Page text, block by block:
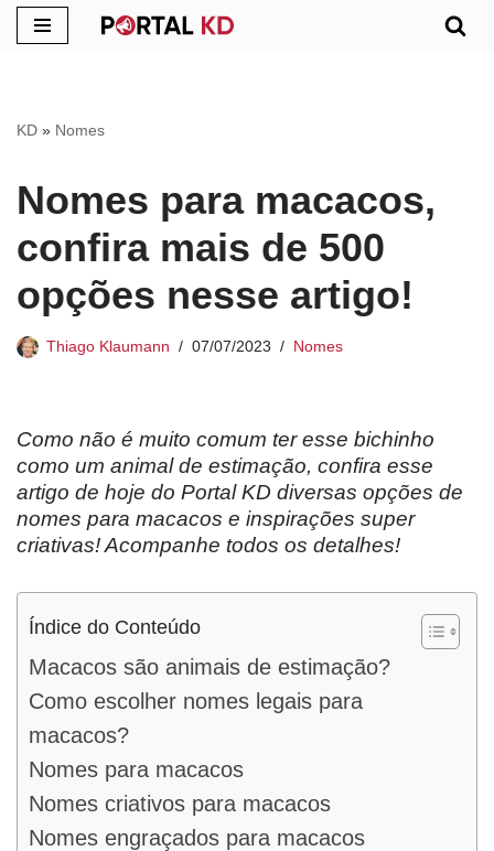
conteúdo
KD » Nomes
Nomes para macacos,
confira mais de 500
opções nesse artigo!
Thiago Klaumann 07/07/2023 Nomes
Como não é muito comum ter esse bichinho
como um animal de estimação, confira esse
artigo de hoje do Portal KD diversas opções de
nomes para macacos e inspirações super
criativas! Acompanhe todos os detalhes!
Índice do Conteúdo
Macacos são animais de estimação?
Como escolher nomes legais para
macacos?
Nomes para macacos
Nomes criativos para macacos
Nomes engraçados para macacos